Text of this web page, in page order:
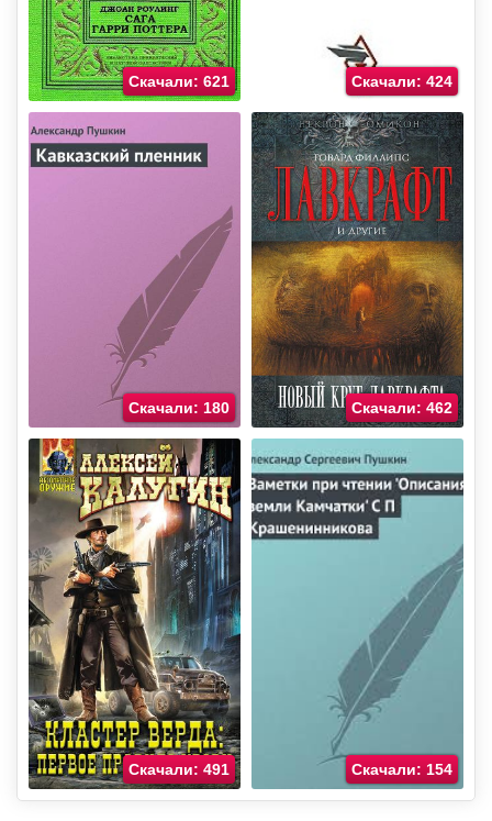
Скачали: 621 Скачали: 424
Скачали: 180 Скачали: 462
Скачали: 491 Скачали: 154